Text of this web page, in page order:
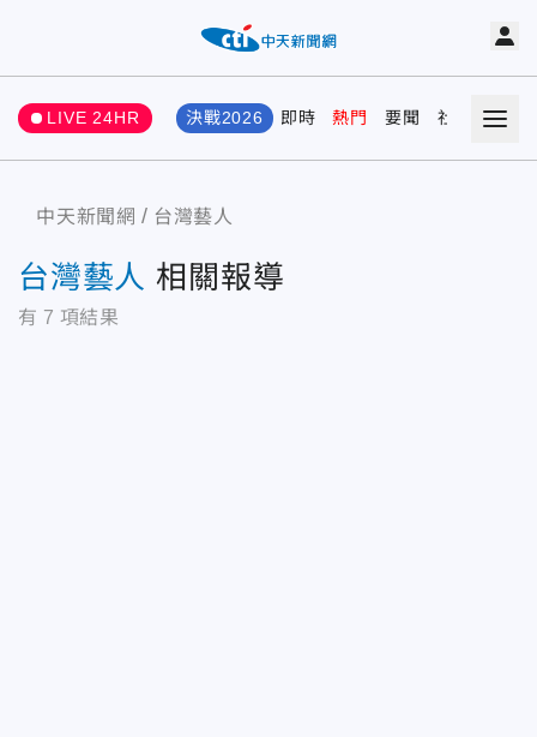
LIVE 24HR 決戰2026 即時 熱門 要聞 社會 娛樂
中天新聞網 台灣藝人
台灣藝人 相關報導
有 7 項結果